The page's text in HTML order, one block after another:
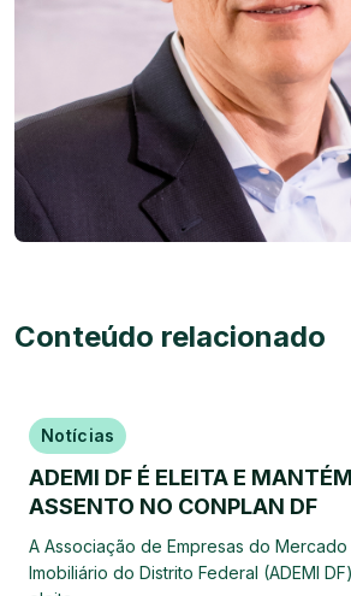
Conteúdo relacionado
Notícias
ADEMI DF É ELEITA E MANTÉM
ASSENTO NO CONPLAN DF
A Associação de Empresas do Mercado
Imobiliário do Distrito Federal (ADEMI